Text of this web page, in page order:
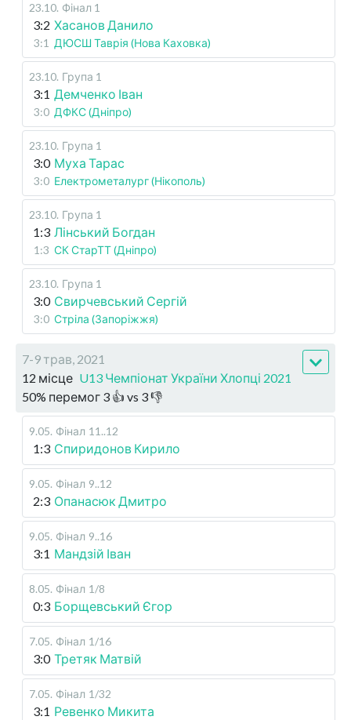
23.10. Фінал 1
3:2 Хасанов Данило
3:1 ДЮСШ Таврія (Нова Каховка)
23.10. Група 1
3:1 Демченко Іван
3:0 ДФКС (Дніпро)
23.10. Група 1
3:0 Муха Тарас
3:0 Електрометалург (Нікополь)
23.10. Група 1
1:3 Лінський Богдан
1:3 СК СтарТТ (Дніпро)
23.10. Група 1
3:0 Свирчевський Сергій
3:0 Стріла (Запоріжжя)
7-9 трав, 2021
12 місце U13 Чемпіонат України Хлопці 2021
50% перемог 3 👍 vs 3👎
9.05. Фінал 11..12
1:3 Спиридонов Кирило
9.05. Фінал 9..12
2:3 Опанасюк Дмитро
9.05. Фінал 9..16
3:1 Мандзій Іван
8.05. Фінал 1/8
0:3 Борщевський Єгор
7.05. Фінал 1/16
3:0 Третяк Матвій
7.05. Фінал 1/32
3:1 Ревенко Микита